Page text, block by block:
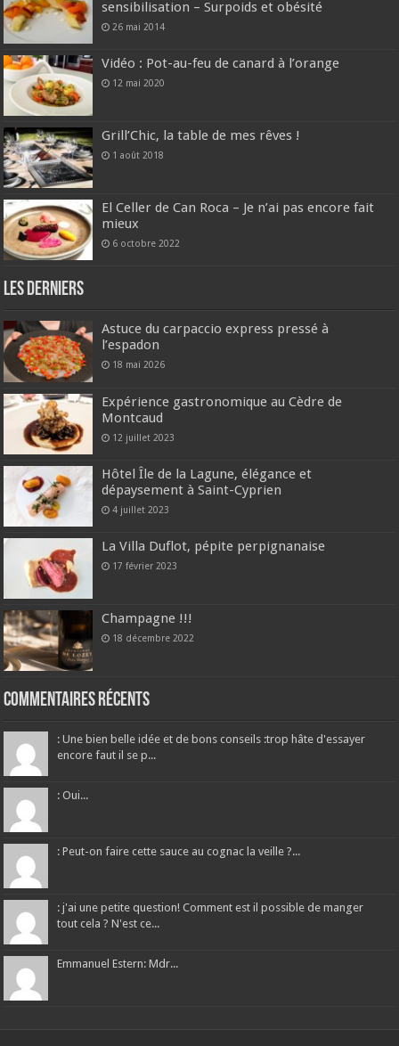
sensibilisation – Surpoids et obésité
26 mai 2014
Vidéo : Pot-au-feu de canard à l’orange
12 mai 2020
Grill’Chic, la table de mes rêves !
1 août 2018
El Celler de Can Roca – Je n’ai pas encore fait
mieux
6 octobre 2022
Les derniers
Astuce du carpaccio express pressé à
l’espadon
18 mai 2026
Expérience gastronomique au Cèdre de
Montcaud
12 juillet 2023
Hôtel Île de la Lagune, élégance et
dépaysement à Saint-Cyprien
4 juillet 2023
La Villa Duflot, pépite perpignanaise
17 février 2023
Champagne !!!
18 décembre 2022
Commentaires récents
: Une bien belle idée et de bons conseils :trop hâte d'essayer
encore faut il se p...
: Oui...
: Peut-on faire cette sauce au cognac la veille ?...
: j'ai une petite question! Comment est il possible de manger
tout cela ? N'est ce...
Emmanuel Estern: Mdr...